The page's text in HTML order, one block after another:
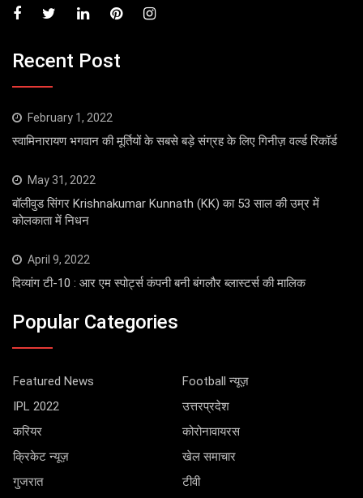
Recent Post
February 1, 2022
स्वामिनारायण भगवान की मूर्तियों के सबसे बड़े संग्रह के लिए गिनीज़ वर्ल्ड रिकॉर्ड
May 31, 2022
बॉलीवुड सिंगर Krishnakumar Kunnath (KK) का 53 साल की उम्र में
कोलकाता में निधन
April 9, 2022
दिव्यांग टी-10 : आर एम स्पोर्ट्स कंपनी बनी बंगलौर ब्लास्टर्स की मालिक
Popular Categories
Featured News
Football न्यूज़
IPL 2022
उत्तरप्रदेश
करियर
कोरोनावायरस
क्रिकेट न्यूज़
खेल समाचार
गुजरात
टीवी